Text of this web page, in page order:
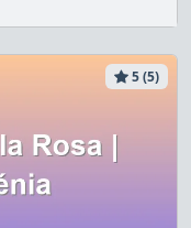
5 (5)